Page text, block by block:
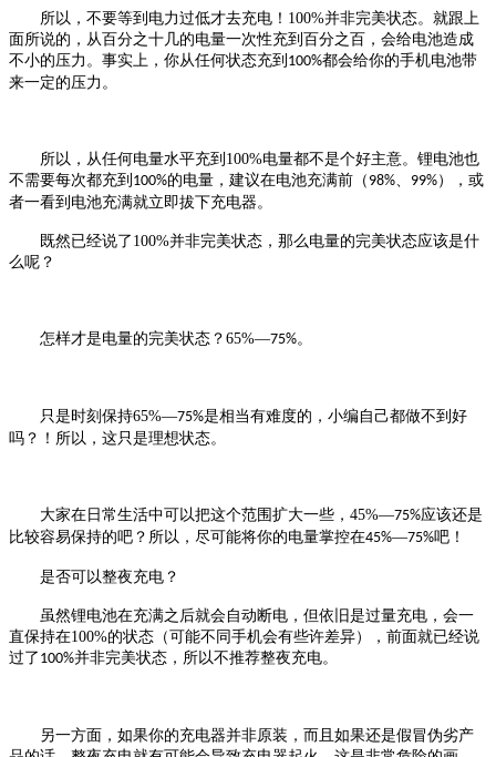
所以，不要等到电力过低才去充电！ 100%并非完美状态。就跟上
面所说的，从百分之十几的电量一次性充到百分之百，会给电池造成
不小的压力。事实上，你从任何状态充到 100%都会给你的手机电池带
来一定的压力。
所以，从任何电量水平充到 100%电量都不是个好主意。锂电池也
不需要每次都充到 100%的电量，建议在电池充满前（ 98% 99%），或
者一看到电池充满就立即拔下充电器。
既然已经说了 100%并非完美状态，那么电量的完美状态应该是什
么呢？
怎样才是电量的完美状态？ 65%—75%。
只是时刻保持65%—75%是相当有难度的，小编自己都做不到好
吗？！所以，这只是理想状态。
大家在日常生活中可以把这个范围扩大一些， 45%—75%应该还是
比较容易保持的吧？所以，尽可能将你的电量掌控在45%—75%吧！
是否可以整夜充电？
虽然锂电池在充满之后就会自动断电，但依旧是过量充电，会一
直保持在100%的状态（可能不同手机会有些许差异），前面就已经说
过了 100%并非完美状态，所以不推荐整夜充电。
另一方面，如果你的充电器并非原装，而且如果还是假冒伪劣产